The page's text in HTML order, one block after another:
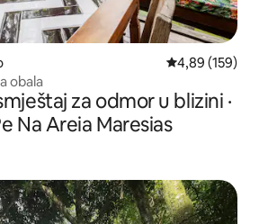
Prosječna
4,89 (159)
obala
za odmor u blizini ·
Na Areia Maresias